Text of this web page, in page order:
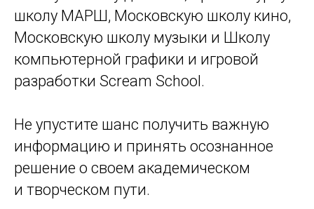
школу МАРШ, Московскую школу кино,
Московскую школу музыки и Школу
компьютерной графики и игровой
разработки Scream School.
Не упустите шанс получить важную
информацию и принять осознанное
решение о своем академическом
и творческом пути.